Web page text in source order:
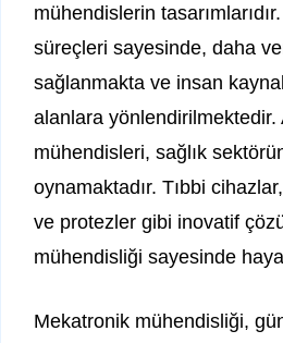
mühendislerin
süreçleri sayesinde, daha
sağlanmakta ve insan
alanlara yönlendirilmektedir.
mühendisleri, sağlık
oynamaktadır. Tıbbi
ve protezler gibi inovatif
mühendisliği sayesinde
Mekatronik mühendisliği,